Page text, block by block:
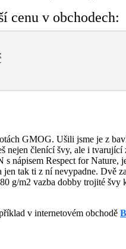
cenu v obchodech:
GMOG. Ušili jsme je z
nejen členící švy, ale i
nápisem Respect for Nature,
tak ti z ní nevypadne. Dvě
g/m2 vazba dobby trojité
v internetovém obchodě